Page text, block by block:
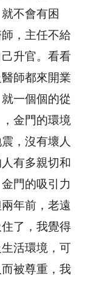
不會有困
，主任不給
升官。看看
師都來開業
一個個的從
金門的環境
，沒有壞人
有多親切和
門的吸引力
年前，老遠
了，我覺得
活環境，可
被尊重，我